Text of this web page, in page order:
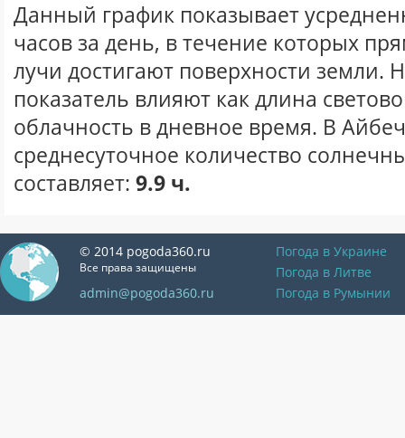
Данный график показывает
часов за день, в течение которых
лучи достигают поверхности земли.
показатель влияют как длина
облачность в дневное время. В
среднесуточное количество
составляет: 9.9 ч.
© 2014 pogoda360.ru
Все права защищены
admin@pogoda360.ru
Погода в Украине
Погода в Литве
Погода в Румынии